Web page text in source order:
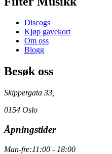
Discogs
Kjøp gavekort
Om oss
Blogg
Besøk oss
Skippergata 33,
0154 Oslo
Åpningstider
Man-fre:11:00 - 18:00